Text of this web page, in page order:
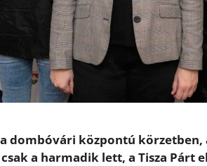
dombóvári központú körzetben,
a harmadik lett, a Tisza Párt